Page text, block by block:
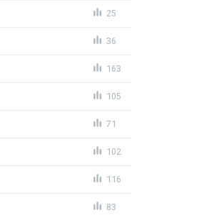
25
36
163
105
71
102
116
83